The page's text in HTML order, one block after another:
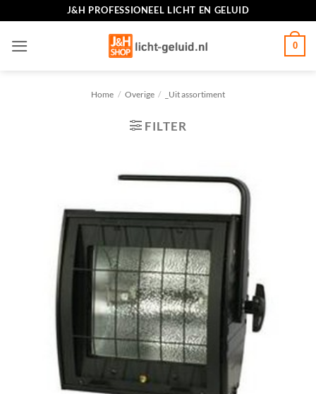
inhoud
J&H PROFESSIONEEL LICHT EN GELUID
0
Home / Overige / _Uit assortiment
FILTER